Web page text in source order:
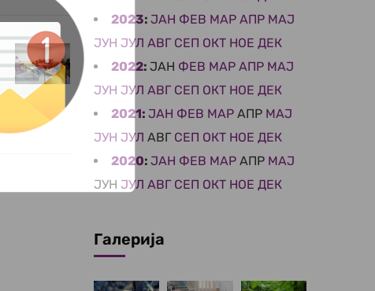
2023: ЈАН ФЕВ МАР АПР МАЈ
ЈУН ЈУЛ АВГ СЕП ОКТ НОЕ ДЕК
2022: ЈАН ФЕВ МАР АПР МАЈ
ЈУН ЈУЛ АВГ СЕП ОКТ НОЕ ДЕК
2021: ЈАН ФЕВ МАР АПР МАЈ
ЈУН ЈУЛ АВГ СЕП ОКТ НОЕ ДЕК
2020: ЈАН ФЕВ МАР АПР МАЈ
ЈУН ЈУЛ АВГ СЕП ОКТ НОЕ ДЕК
Галерија